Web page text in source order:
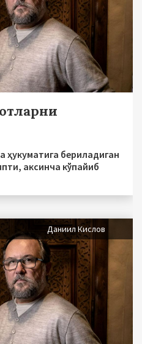
ҳукуматига бериладиган
аксинча кўпайиб
Даниил Кислов